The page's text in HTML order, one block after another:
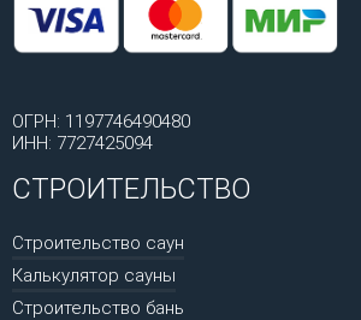
ОГРН: 1197746490480
ИНН: 7727425094
СТРОИТЕЛЬСТВО
Строительство саун
Калькулятор сауны
Строительство бань